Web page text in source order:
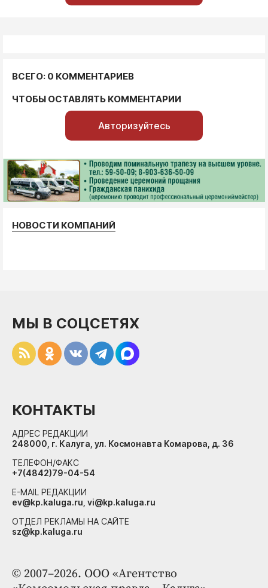
ВСЕГО: 0 КОММЕНТАРИЕВ
ЧТОБЫ ОСТАВЛЯТЬ КОММЕНТАРИИ
Авторизуйтесь
НОВОСТИ КОМПАНИЙ
© 2007–2026. ООО «Агентство
МЫ В СОЦСЕТЯХ
КОНТАКТЫ
АДРЕС РЕДАКЦИИ
248000, г. Калуга, ул. Космонавта Комарова, д. 36
ТЕЛЕФОН/ФАКС
+7(4842)79-04-54
E-MAIL РЕДАКЦИИ
ev@kp.kaluga.ru, vi@kp.kaluga.ru
ОТДЕЛ РЕКЛАМЫ НА САЙТЕ
sz@kp.kaluga.ru